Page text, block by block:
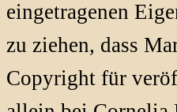
eingetragenen
zu ziehen, dass
Copyright für